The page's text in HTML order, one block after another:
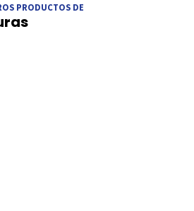
PRODUCTOS DE